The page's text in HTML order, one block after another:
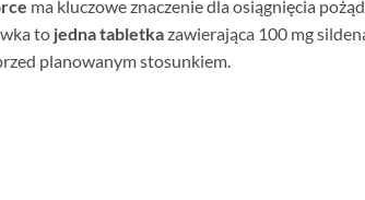
ma kluczowe znaczenie dla osiągnięcia
to jedna tabletkazawierająca 100 mg
planowanym stosunkiem.